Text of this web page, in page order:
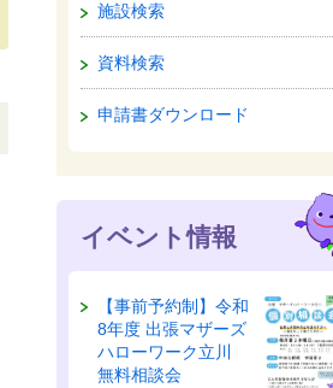
施設検索
資料検索
申請書ダウンロード
イベント情報
【事前予約制】令和
8年度 出張マザーズ
ハローワーク立川
無料相談会